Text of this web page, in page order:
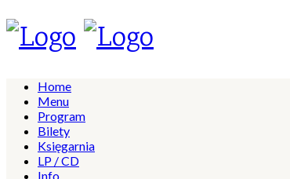
Home
Menu
Program
Bilety
Księgarnia
LP / CD
Info